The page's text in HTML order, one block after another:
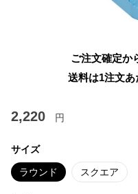
ご注文確定か
送料は1注文あ
2,220 円
サイズ
ラウンド スクエア